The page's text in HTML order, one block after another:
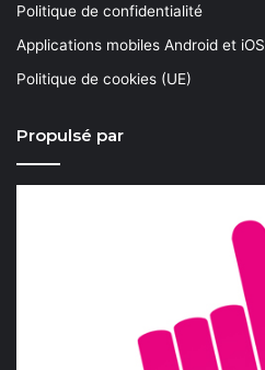
Politique de confidentialité
Applications mobiles Android et iOS
Politique de cookies (UE)
Propulsé par